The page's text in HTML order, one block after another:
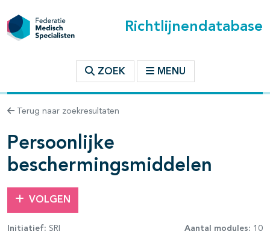
Richtlijnendatabase
ZOEK MENU
Terug naar zoekresultaten
Persoonlijke
beschermingsmiddelen
VOLGEN
Initiatief: SRI Aantal modules: 10
binnen deze richtlijn